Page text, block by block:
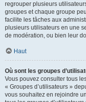
regrouper plusieurs
groupes et chaque groupe
facilite les tâches aux
plusieurs utilisateurs en une
de modération, ou bien leur
Haut
Où sont les groupes
Vous pouvez consulter tous
« Groupes d’utilisateurs »
vous souhaitez en rejoindre